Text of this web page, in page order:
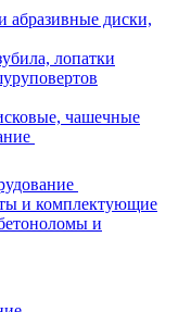
абразивные диски,
лопатки
чашечные
и комплектующие
и